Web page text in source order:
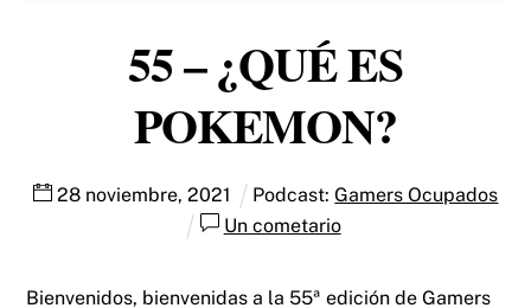
55 – ¿QUÉ ES
POKEMON?
28 noviembre, 2021 Podcast:Gamers Ocupados
Un cometario
Bienvenidos, bienvenidas a la 55ª edición de Gamers